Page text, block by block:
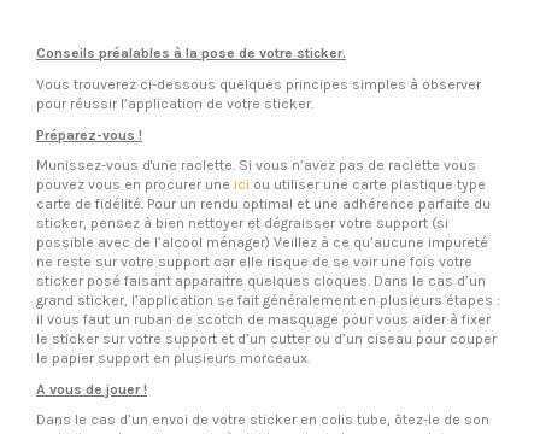
Conseils préalables à la pose de votre sticker.
Vous trouverez ci-dessous quelques principes simples à observer
pour réussir l’application de votre sticker.
Préparez-vous !
Munissez-vous d'une raclette. Si vous n’avez pas de raclette vous
pouvez vous en procurer une ici ou utiliser une carte plastique type
carte de fidélité. Pour un rendu optimal et une adhérence parfaite du
sticker, pensez à bien nettoyer et dégraisser votre support (si
possible avec de l’alcool ménager) Veillez à ce qu’aucune impureté
ne reste sur votre support car elle risque de se voir une fois votre
sticker posé faisant apparaitre quelques cloques. Dans le cas d’un
grand sticker, l’application se fait généralement en plusieurs étapes :
il vous faut un ruban de scotch de masquage pour vous aider à fixer
le sticker sur votre support et d’un cutter ou d’un ciseau pour couper
le papier support en plusieurs morceaux.
A vous de jouer !
Dans le cas d’un envoi de votre sticker en colis tube, ôtez-le de son